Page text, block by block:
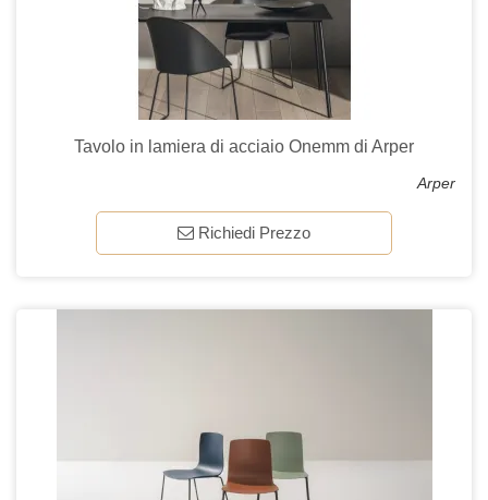
Tavolo in lamiera di acciaio Onemm di Arper
Arper
Richiedi Prezzo